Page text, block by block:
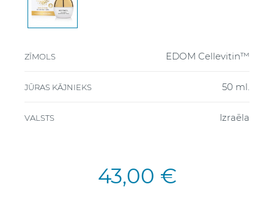
ZĪMOLS EDOM Cellevitin™
JŪRAS KĀJNIEKS 50 ml.
VALSTS Izraēla
43,00 €